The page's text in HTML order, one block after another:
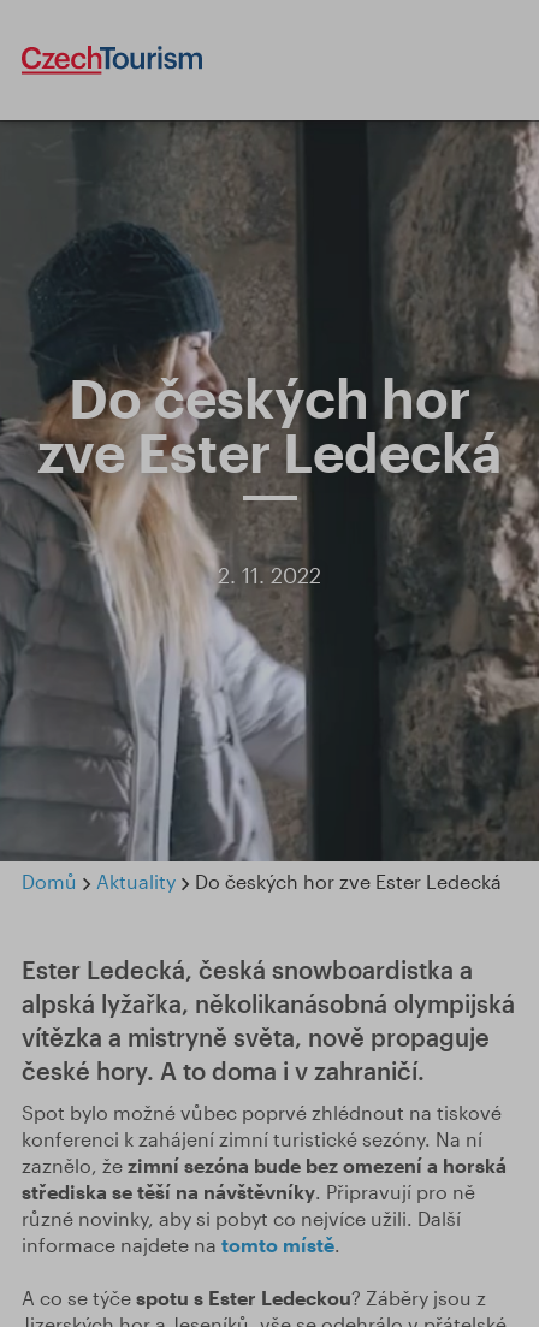
Do českých hor
zve Ester Ledecká
2. 11. 2022
Domů Aktuality Do českých hor zve Ester Ledecká
Ester Ledecká, česká snowboardistka a
alpská lyžařka, několikanásobná olympijská
vítězka a mistryně světa, nově propaguje
české hory. A to doma i v zahraničí.
Spot bylo možné vůbec poprvé zhlédnout na tiskové
konferenci k zahájení zimní turistické sezóny. Na ní
zaznělo, že zimní sezóna bude bez omezení a horská
střediska se těší na návštěvníky. Připravují pro ně
různé novinky, aby si pobyt co nejvíce užili. Další
informace najdete na tomto místě.
A co se týče spotu s Ester Ledeckou? Záběry jsou z